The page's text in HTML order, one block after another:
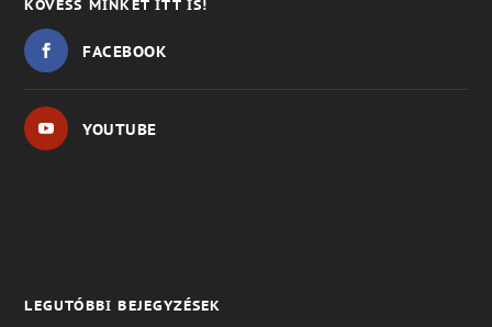
KÖVESS MINKET ITT IS!
FACEBOOK
YOUTUBE
LEGUTÓBBI BEJEGYZÉSEK